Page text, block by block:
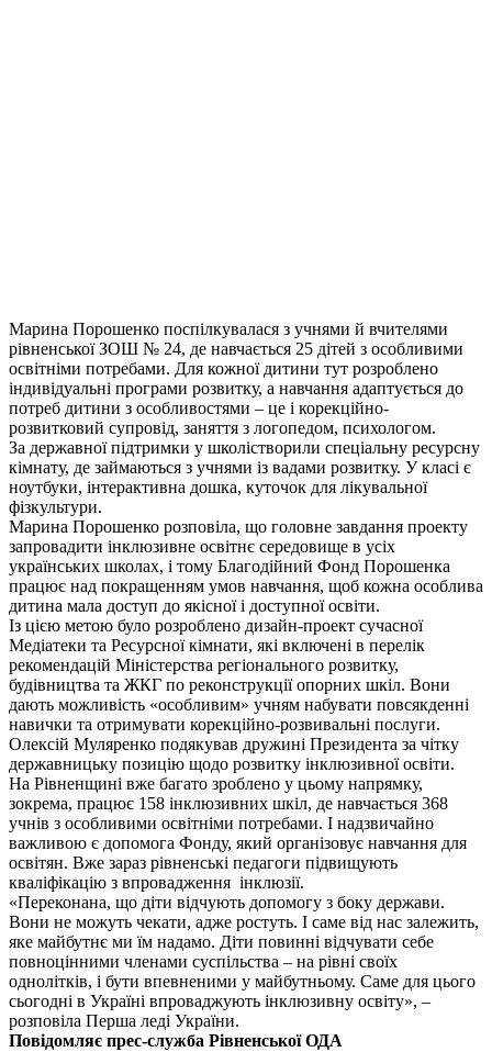
Марина Порошенко поспілкувалася з учнями й вчителями
рівненської ЗОШ № 24, де навчається 25 дітей з особливими
освітніми потребами. Для кожної дитини тут розроблено
індивідуальні програми розвитку, а навчання адаптується до
потреб дитини з особливостями – це і корекційно-
розвитковий супровід, заняття з логопедом, психологом.
За державної підтримки у школістворили спеціальну ресурсну
кімнату, де займаються з учнями із вадами розвитку. У класі є
ноутбуки, інтерактивна дошка, куточок для лікувальної
фізкультури.
Марина Порошенко розповіла, що головне завдання проекту
запровадити інклюзивне освітнє середовище в усіх
українських школах, і тому Благодійний Фонд Порошенка
працює над покращенням умов навчання, щоб кожна особлива
дитина мала доступ до якісної і доступної освіти.
Із цією метою було розроблено дизайн-проект сучасної
Медіатеки та Ресурсної кімнати, які включені в перелік
рекомендацій Міністерства регіонального розвитку,
будівництва та ЖКГ по реконструкції опорних шкіл. Вони
дають можливість «особливим» учням набувати повсякденні
навички та отримувати корекційно-розвивальні послуги.
Олексій Муляренко подякував дружині Президента за чітку
державницьку позицію щодо розвитку інклюзивної освіти.
На Рівненщині вже багато зроблено у цьому напрямку,
зокрема, працює 158 інклюзивних шкіл, де навчається 368
учнів з особливими освітніми потребами. І надзвичайно
важливою є допомога Фонду, який організовує навчання для
освітян. Вже зараз рівненські педагоги підвищують
кваліфікацію з впровадження інклюзії.
«Переконана, що діти відчують допомогу з боку держави.
Вони не можуть чекати, адже ростуть. І саме від нас залежить,
яке майбутнє ми їм надамо. Діти повинні відчувати себе
повноцінними членами суспільства – на рівні своїх
однолітків, і бути впевненими у майбутньому. Саме для цього
сьогодні в Україні впроваджують інклюзивну освіту», –
розповіла Перша леді України.
Повідомляє прес-служба Рівненської ОДА